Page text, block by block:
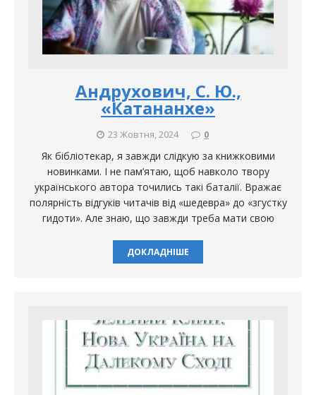
Андрухович, С. Ю.,
«Катананхе»
23 Жовтня, 2024 0
Як бібліотекар, я завжди слідкую за книжковими
новинками. І не пам’ятаю, щоб навколо твору
українського автора точились такі баталії. Вражає
полярність відгуків читачів від «шедевра» до «згустку
гидоти». Але знаю, що завжди треба мати свою
ДОКЛАДНІШЕ